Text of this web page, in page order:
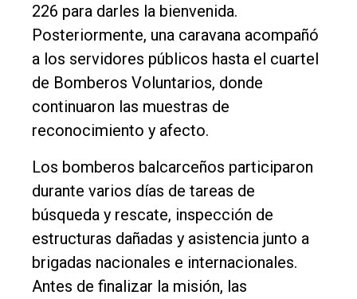
226 para darles la bienvenida.
Posteriormente, una caravana acompañó
a los servidores públicos hasta el cuartel
de Bomberos Voluntarios, donde
continuaron las muestras de
reconocimiento y afecto.
Los bomberos balcarceños participaron
durante varios días de tareas de
búsqueda y rescate, inspección de
estructuras dañadas y asistencia junto a
brigadas nacionales e internacionales.
Antes de finalizar la misión, las